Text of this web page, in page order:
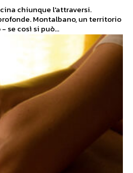
chiunque l'attraversi.
un territorio
se così si può...